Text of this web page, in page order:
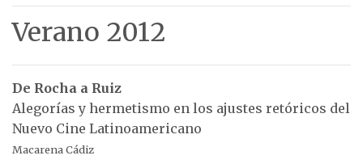
Verano 2012
De Rocha a Ruiz
Alegorías y hermetismo en los ajustes retóricos del
Nuevo Cine Latinoamericano
Macarena Cádiz